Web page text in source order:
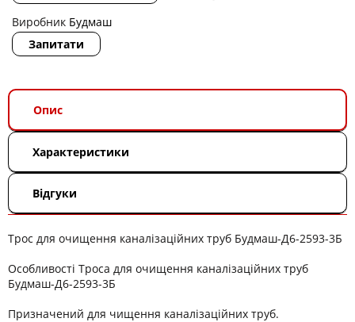
Виробник Будмаш
Запитати
Опис
Характеристики
Відгуки
Трос для очищення каналізаційних труб Будмаш-Д6-2593-3Б
Особливості Троса для очищення каналізаційних труб
Будмаш-Д6-2593-3Б
Призначений для чищення каналізаційних труб.